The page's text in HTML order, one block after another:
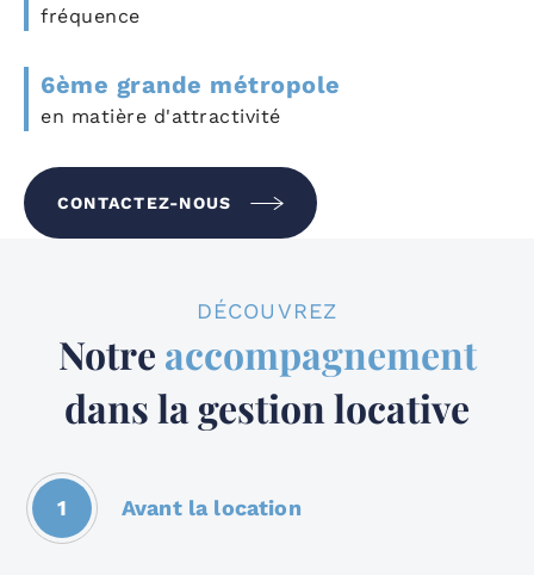
fréquence
6ème grande métropole
en matière d'attractivité
CONTACTEZ-NOUS
DÉCOUVREZ
Notre accompagnement
dans la gestion locative
1 Avant la location